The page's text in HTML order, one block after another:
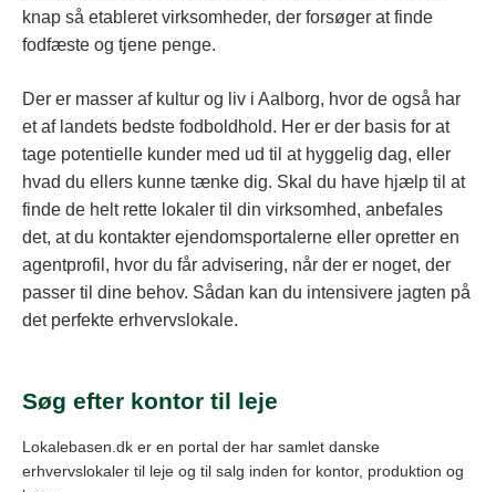
knap så etableret virksomheder, der forsøger at finde
fodfæste og tjene penge.
Der er masser af kultur og liv i Aalborg, hvor de også har
et af landets bedste fodboldhold. Her er der basis for at
tage potentielle kunder med ud til at hyggelig dag, eller
hvad du ellers kunne tænke dig. Skal du have hjælp til at
finde de helt rette lokaler til din virksomhed, anbefales
det, at du kontakter ejendomsportalerne eller opretter en
agentprofil, hvor du får advisering, når der er noget, der
passer til dine behov. Sådan kan du intensivere jagten på
det perfekte erhvervslokale.
Søg efter kontor til leje
Lokalebasen.dk er en portal der har samlet danske
erhvervslokaler til leje og til salg inden for kontor, produktion og